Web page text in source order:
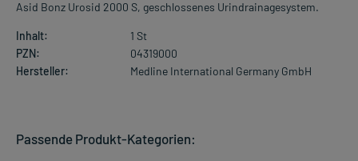
Asid Bonz Urosid 2000 S, geschlossenes Urindrainagesystem.
Inhalt:
1 St
PZN:
04319000
Hersteller:
Medline International Germany GmbH
Passende Produkt-Kategorien: